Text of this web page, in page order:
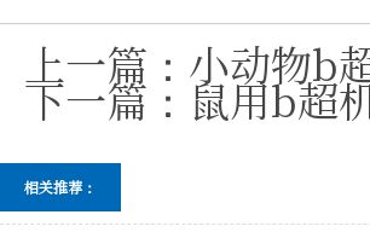
上一篇： 小动物b
下一篇： 鼠用b超
相关推荐：